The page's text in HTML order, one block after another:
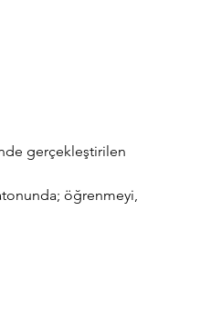
gerçekleştirilen
öğrenmeyi,